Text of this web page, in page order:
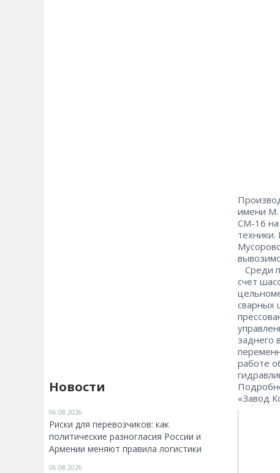
Новости
06.08.2026
Риски для перевозчиков: как
политические разногласия России и
Армении меняют правила логистики
06.08.2026
имени М.
СМ-16 на
Среди
счет
сварных
заднего
работе
«Завод